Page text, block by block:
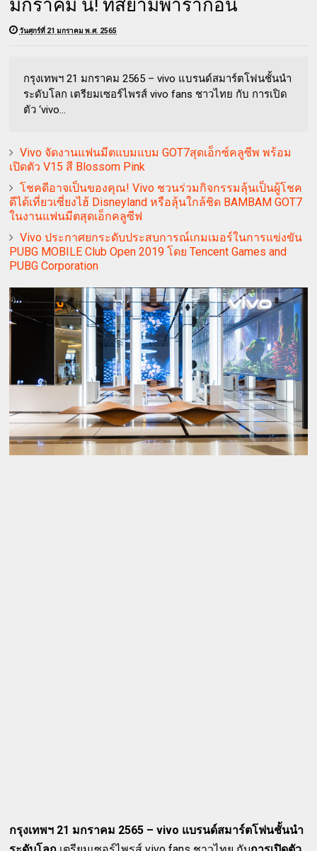
มกราคม นี้! ที่สยามพารากอน
วันศุกร์ที่ 21 มกราคม พ.ศ. 2565
กรุงเทพฯ 21 มกราคม 2565 – vivo แบรนด์สมาร์ตโฟนชั้นนำ
ระดับโลก เตรียมเซอร์ไพรส์ vivo fans ชาวไทย กับ การเปิด
ตัว ‘vivo...
Vivo จัดงานแฟนมีตแบมแบม GOT7สุดเอ็กซ์คลูซีพ พร้อม
เปิดตัว V15 สี Blossom Pink
โชคดีอาจเป็นของคุณ! Vivo ชวนร่วมกิจกรรมลุ้นเป็นผู้โชค
ดีได้เที่ยวเซี่ยงไฮ้ Disneyland หรือลุ้นใกล้ชิด BAMBAM GOT7
ในงานแฟนมีตสุดเอ็กคลูซีฟ
Vivo ประกาศยกระดับประสบการณ์เกมเมอร์ในการแข่งขัน
PUBG MOBILE Club Open 2019 โดย Tencent Games and
PUBG Corporation
กรุงเทพฯ 21 มกราคม 2565 – vivo แบรนด์สมาร์ตโฟนชั้นนำ